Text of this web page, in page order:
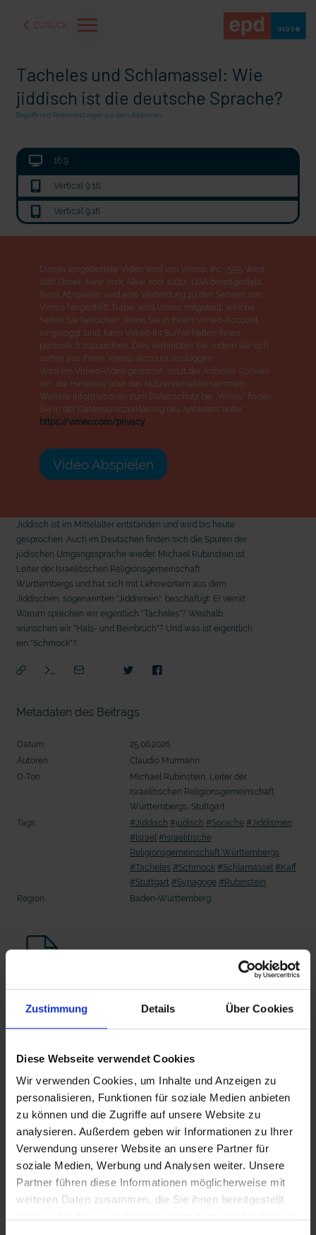
Zustimmung Details Über Cookies
Diese Webseite verwendet Cookies
Wir verwenden Cookies, um Inhalte und Anzeigen zu
personalisieren, Funktionen für soziale Medien anbieten
zu können und die Zugriffe auf unsere Website zu
analysieren. Außerdem geben wir Informationen zu Ihrer
Verwendung unserer Website an unsere Partner für
soziale Medien, Werbung und Analysen weiter. Unsere
Partner führen diese Informationen möglicherweise mit
weiteren Daten zusammen, die Sie ihnen bereitgestellt
ZURÜCK
mit epd Text
20 Ehrenamtliche bauen eine Waldkugelbahn
epd erklärt: Tag der Arbeit
In Sicherheit in Deutschland, in Gedanken im Krieg
Tacheles und Schlamassel: Wie
jiddisch ist die deutsche Sprache?
Begriffe und Redewendungen aus dem Jiddischen
16:9
Vertical 9:16
Vertical 9:16
Dieses eingebettete Video wird von Vimeo, Inc., 555 West
18th Street, New York, New York 10011, USA bereitgestellt.
Beim Abspielen wird eine Verbindung zu den Servern von
Vimeo hergestellt. Dabei wird Vimeo mitgeteilt, welche
Seiten Sie besuchen. Wenn Sie in Ihrem Vimeo-Account
eingeloggt sind, kann Vimeo Ihr Surfverhalten Ihnen
persönlich zuzuordnen. Dies verhindern Sie, indem Sie sich
vorher aus Ihrem Vimeo-Account ausloggen.
Wird ein Vimeo-Video gestartet, setzt der Anbieter Cookies
ein, die Hinweise über das Nutzerverhalten sammeln.
Weitere Informationen zum Datenschutz bei „Vimeo“ finden
Sie in der Datenschutzerklärung des Anbieters unter:
https://vimeo.com/privacy
Video Abspielen
Jiddisch ist im Mittelalter entstanden und wird bis heute
gesprochen. Auch im Deutschen finden sich die Spuren der
jüdischen Umgangssprache wieder. Michael Rubinstein ist
Leiter der Israelitischen Religionsgemeinschaft
Württembergs und hat sich mit Lehnwörtern aus dem
Jiddischen, sogenannten "Jiddismen", beschäftigt. Er verrät:
Warum sprechen wir eigentlich "Tacheles"? Weshalb
wünschen wir "Hals- und Beinbruch"? Und was ist eigentlich
ein "Schmock"?
Metadaten des Beitrags
Datum:
25.06.2026
Autoren:
Claudio Murmann
O-Ton:
Michael Rubinstein, Leiter der
Israelitischen Religionsgemeinschaft
Württembergs, Stuttgart
Tags:
#Jiddisch #jüdisch #Sprache #Jiddismen
#Israel #Israelitische
Religionsgemeinschaft Württembergs
#Tacheles #Schmock #Schlamassel #Kaff
#Stuttgart #Synagoge #Rubinstein
Region:
Baden-Württemberg
Beitrag Herunterladen
Vollversion
CLEAN_Jiddische_Begriffe
iT_Jiddische_Begriffe